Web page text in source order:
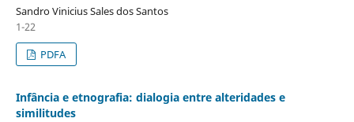
Sandro Vinicius Sales dos Santos
1-22
PDFA
Infância e etnografia: dialogia entre alteridades e
similitudes